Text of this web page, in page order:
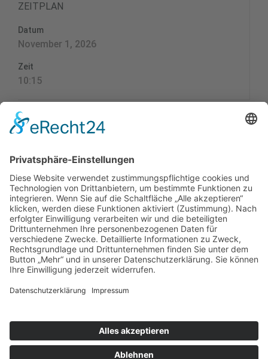
ZEITPLAN
Datum
November 1, 2026
Zeit
10:15
Hl. Messe Allerheiligen mit Gräbersegnung
11
W
06
D
17
H
43
M
55
S
09:45 Uhr Rosenkranz für die Verstorbenen